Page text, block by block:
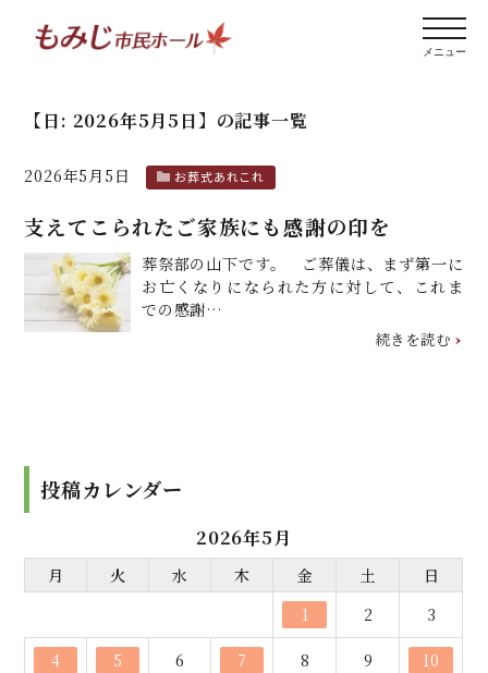
【日: 2026年5月5日】 の記事一覧
2026年5月5日 お葬式あれこれ
支えてこられたご家族にも感謝の印を
葬祭部の山下です。 ご葬儀は、まず第一に
お亡くなりになられた方に対して、これま
での感謝…
続きを読む
投稿カレンダー
2026年5月
月 火 水 木 金 土
日
1
2 3
4 5 6 7 8 9 10